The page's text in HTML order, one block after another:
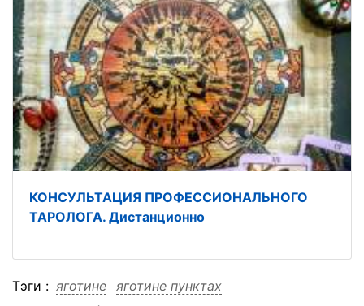
КОНСУЛЬТАЦИЯ ПРОФЕССИОНАЛЬНОГО
ТАРОЛОГА. Дистанционно
Тэги : яготине
яготине пунктах